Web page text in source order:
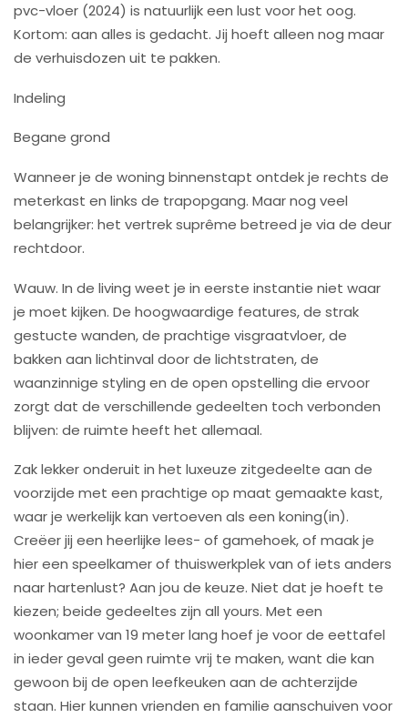
pvc-vloer (2024) is natuurlijk een lust voor het oog.
Kortom: aan alles is gedacht. Jij hoeft alleen nog maar
de verhuisdozen uit te pakken.
Indeling
Begane grond
Wanneer je de woning binnenstapt ontdek je rechts de
meterkast en links de trapopgang. Maar nog veel
belangrijker: het vertrek suprême betreed je via de deur
rechtdoor.
Wauw. In de living weet je in eerste instantie niet waar
je moet kijken. De hoogwaardige features, de strak
gestucte wanden, de prachtige visgraatvloer, de
bakken aan lichtinval door de lichtstraten, de
waanzinnige styling en de open opstelling die ervoor
zorgt dat de verschillende gedeelten toch verbonden
blijven: de ruimte heeft het allemaal.
Zak lekker onderuit in het luxeuze zitgedeelte aan de
voorzijde met een prachtige op maat gemaakte kast,
waar je werkelijk kan vertoeven als een koning(in).
Creëer jij een heerlijke lees- of gamehoek, of maak je
hier een speelkamer of thuiswerkplek van of iets anders
naar hartenlust? Aan jou de keuze. Niet dat je hoeft te
kiezen; beide gedeeltes zijn all yours. Met een
woonkamer van 19 meter lang hoef je voor de eettafel
in ieder geval geen ruimte vrij te maken, want die kan
gewoon bij de open leefkeuken aan de achterzijde
staan. Hier kunnen vrienden en familie aanschuiven voor